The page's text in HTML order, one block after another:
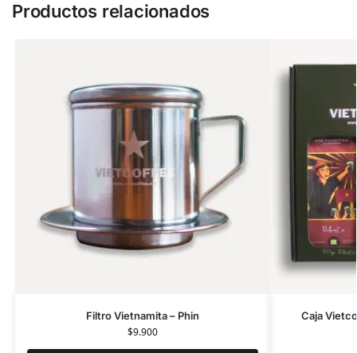
Productos relacionados
Filtro Vietnamita – Phin
$9.900
Caja